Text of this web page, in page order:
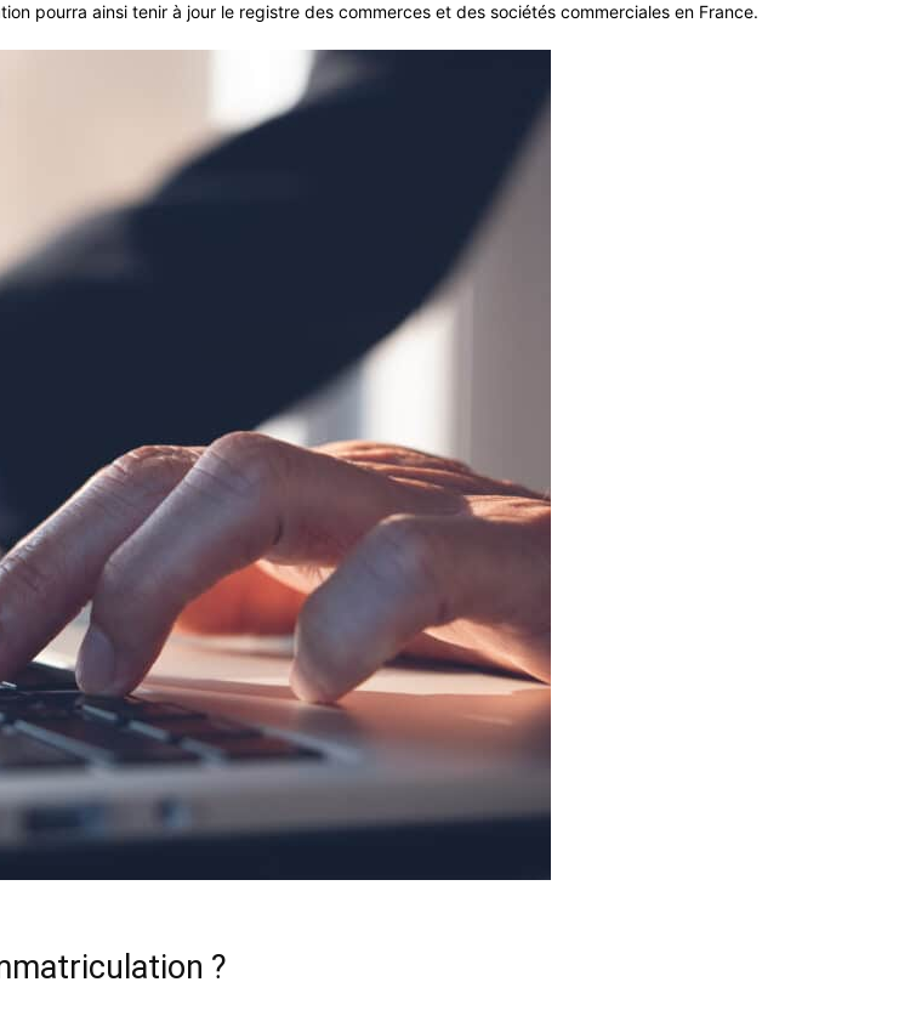
pourra ainsi tenir à jour le registre des commerces et des sociétés commerciales en France.
?